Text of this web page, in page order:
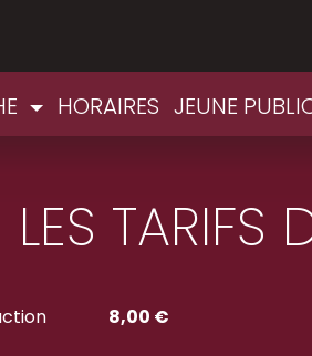
HORAIRES JEUNE
LES TARIFS
8,00 €